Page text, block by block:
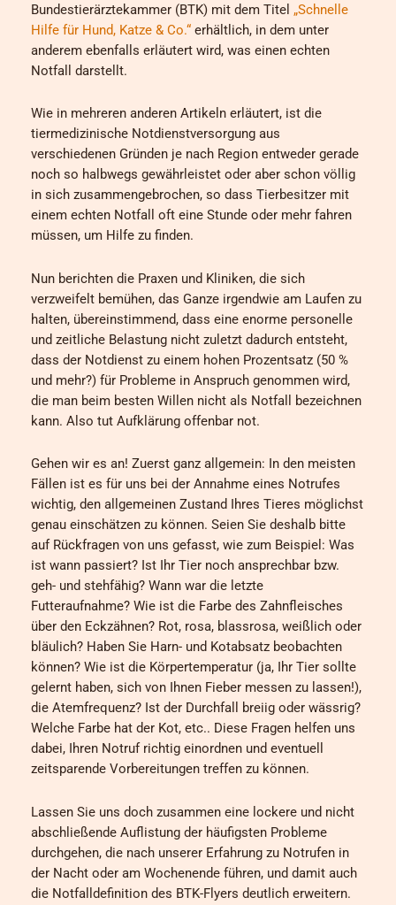
Bundestierärztekammer (BTK) mit dem Titel „Schnelle
Hilfe für Hund, Katze & Co.“ erhältlich, in dem unter
anderem ebenfalls erläutert wird, was einen echten
Notfall darstellt.
Wie in mehreren anderen Artikeln erläutert, ist die
tiermedizinische Notdienstversorgung aus
verschiedenen Gründen je nach Region entweder gerade
noch so halbwegs gewährleistet oder aber schon völlig
in sich zusammengebrochen, so dass Tierbesitzer mit
einem echten Notfall oft eine Stunde oder mehr fahren
müssen, um Hilfe zu finden.
Nun berichten die Praxen und Kliniken, die sich
verzweifelt bemühen, das Ganze irgendwie am Laufen zu
halten, übereinstimmend, dass eine enorme personelle
und zeitliche Belastung nicht zuletzt dadurch entsteht,
dass der Notdienst zu einem hohen Prozentsatz (50 %
und mehr?) für Probleme in Anspruch genommen wird,
die man beim besten Willen nicht als Notfall bezeichnen
kann. Also tut Aufklärung offenbar not.
Gehen wir es an! Zuerst ganz allgemein: In den meisten
Fällen ist es für uns bei der Annahme eines Notrufes
wichtig, den allgemeinen Zustand Ihres Tieres möglichst
genau einschätzen zu können. Seien Sie deshalb bitte
auf Rückfragen von uns gefasst, wie zum Beispiel: Was
ist wann passiert? Ist Ihr Tier noch ansprechbar bzw.
geh- und stehfähig? Wann war die letzte
Futteraufnahme? Wie ist die Farbe des Zahnfleisches
über den Eckzähnen? Rot, rosa, blassrosa, weißlich oder
bläulich? Haben Sie Harn- und Kotabsatz beobachten
können? Wie ist die Körpertemperatur (ja, Ihr Tier sollte
gelernt haben, sich von Ihnen Fieber messen zu lassen!),
die Atemfrequenz? Ist der Durchfall breiig oder wässrig?
Welche Farbe hat der Kot, etc.. Diese Fragen helfen uns
dabei, Ihren Notruf richtig einordnen und eventuell
zeitsparende Vorbereitungen treffen zu können.
Lassen Sie uns doch zusammen eine lockere und nicht
abschließende Auflistung der häufigsten Probleme
durchgehen, die nach unserer Erfahrung zu Notrufen in
der Nacht oder am Wochenende führen, und damit auch
die Notfalldefinition des BTK-Flyers deutlich erweitern.